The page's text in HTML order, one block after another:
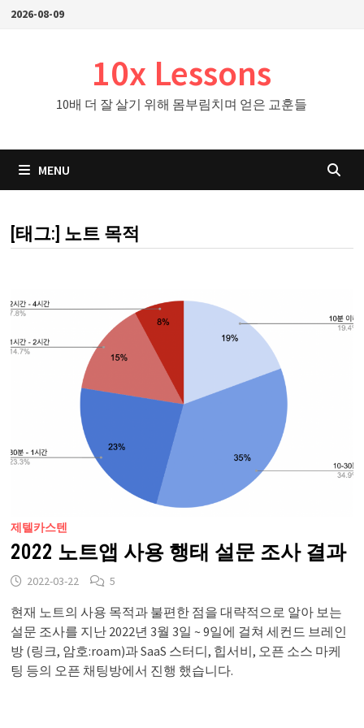
Skip2026-08-09
10x Lessons
10배 더 잘 살기 위해 몸부림치며 얻은 교훈들
MENU
[태그:] 노트 목적
제텔카스텐
2022 노트앱 사용 행태 설문 조사 결과
2022-03-22 5
현재 노트의 사용 목적과 불편한 점을 대략적으로 알아 보는
설문 조사를 지난 2022년 3월 3일 ~ 9일에 걸쳐 세컨드 브레인
방 (링크, 암호:roam)과 SaaS 스터디, 힙서비, 오픈 소스 마케
팅 등의 오픈 채팅방에서 진행 했습니다.